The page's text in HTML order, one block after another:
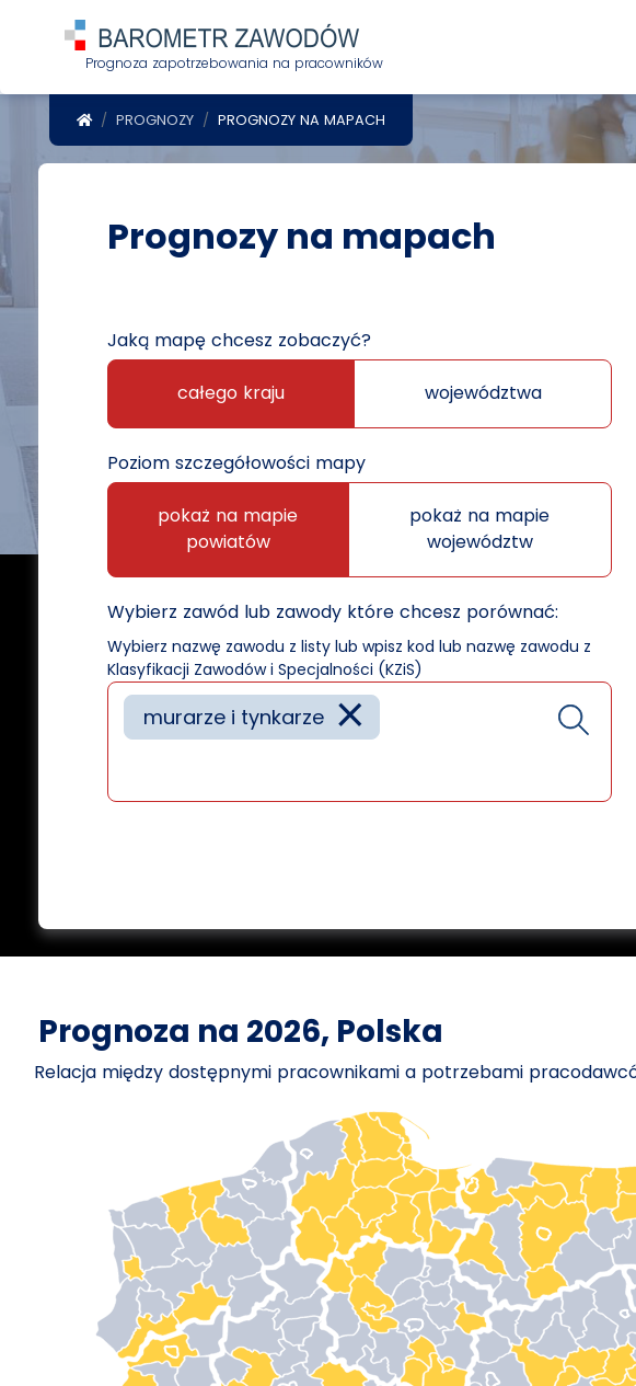
Prognoza zapotrzebowania na pracowników
POWRÓT DO STRONY GŁÓWNEJ
PROGNOZY PROGNOZY NA MAPACH
Prognozy na mapach
Jaką mapę chcesz zobaczyć?
całego kraju województwa
Poziom szczegółowości mapy
pokaż na mapie
powiatów
pokaż na mapie
województw
Wybierz zawód lub zawody które chcesz porównać:
Wybierz nazwę zawodu z listy lub wpisz kod lub nazwę zawodu z
Klasyfikacji Zawodów i Specjalności (KZiS)
×
murarze i tynkarze
Prognoza na 2026, Polska
Relacja między dostępnymi pracownikami a potrzebami